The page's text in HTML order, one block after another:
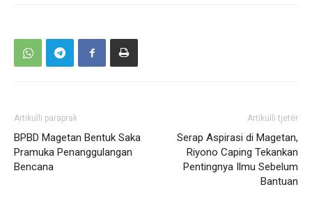
Artikulli paraprak
BPBD Magetan Bentuk Saka
Pramuka Penanggulangan
Bencana
Artikulli tjetër
Serap Aspirasi di Magetan,
Riyono Caping Tekankan
Pentingnya Ilmu Sebelum
Bantuan